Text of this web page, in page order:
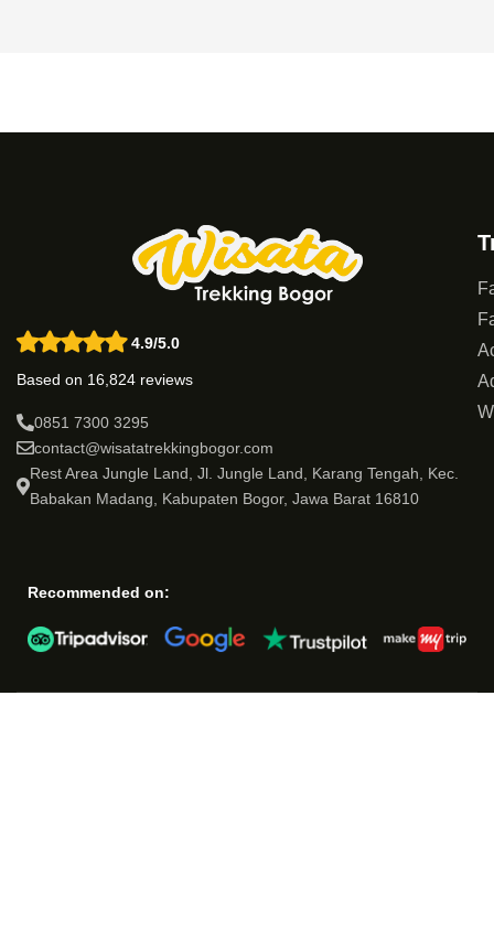
4.9/5.0
Based on 16,824 reviews
0851 7300 3295
contact@wisatatrekkingbogor.com
Rest Area Jungle Land, Jl. Jungle Land, Karang Tengah, Kec.
Babakan Madang, Kabupaten Bogor, Jawa Barat 16810
Recommended on: